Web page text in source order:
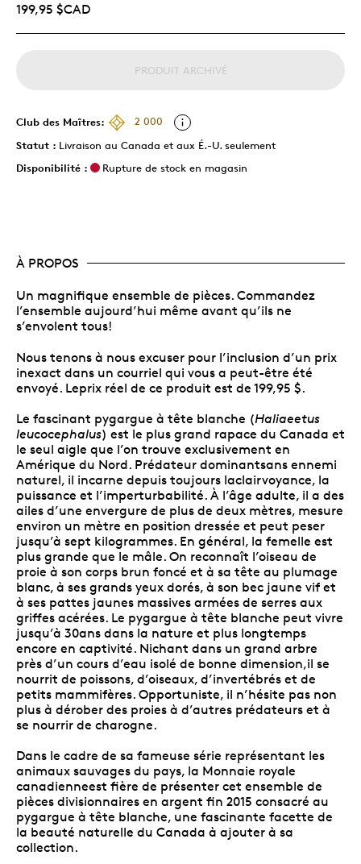
199,95 $CAD
PRODUIT ARCHIVÉ
Club des Maîtres:
2 000
Statut : Livraison au Canada et aux É.-U. seulement
Disponibilité :
Rupture de stock en magasin
À PROPOS
Un magnifique ensemble de pièces. Commandez
l’ensemble aujourd’hui même avant qu’ils ne
s’envolent tous!
Nous tenons à nous excuser pour l’inclusion d’un prix
inexact dans un courriel qui vous a peut-être été
envoyé. Leprix réel de ce produit est de 199,95 $.
Le fascinant pygargue à tête blanche (Haliaeetus
leucocephalus) est le plus grand rapace du Canada et
le seul aigle que l’on trouve exclusivement en
Amérique du Nord. Prédateur dominantsans ennemi
naturel, il incarne depuis toujours laclairvoyance, la
puissance et l’imperturbabilité. À l’âge adulte, il a des
ailes d’une envergure de plus de deux mètres, mesure
environ un mètre en position dressée et peut peser
jusqu’à sept kilogrammes. En général, la femelle est
plus grande que le mâle. On reconnaît l’oiseau de
proie à son corps brun foncé et à sa tête au plumage
blanc, à ses grands yeux dorés, à son bec jaune vif et
à ses pattes jaunes massives armées de serres aux
griffes acérées. Le pygargue à tête blanche peut vivre
jusqu’à 30ans dans la nature et plus longtemps
encore en captivité. Nichant dans un grand arbre
près d’un cours d’eau isolé de bonne dimension,il se
nourrit de poissons, d’oiseaux, d’invertébrés et de
petits mammifères. Opportuniste, il n’hésite pas non
plus à dérober des proies à d’autres prédateurs et à
se nourrir de charogne.
Dans le cadre de sa fameuse série représentant les
animaux sauvages du pays, la Monnaie royale
canadienneest fière de présenter cet ensemble de
pièces divisionnaires en argent fin 2015 consacré au
pygargue à tête blanche, une fascinante facette de
la beauté naturelle du Canada à ajouter à sa
collection.